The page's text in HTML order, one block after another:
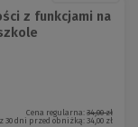
z funkcjami na
Cena regularna: 34,00 zł
30 dni przed obniżką: 34,00 zł